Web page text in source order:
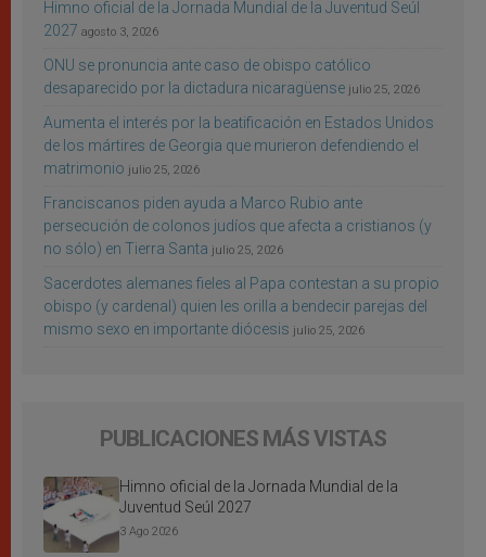
Himno oficial de la Jornada Mundial de la Juventud Seúl
2027 agosto 3, 2026
ONU se pronuncia ante caso de obispo católico
desaparecido por la dictadura nicaragüense julio 25, 2026
Aumenta el interés por la beatificación en Estados Unidos
de los mártires de Georgia que murieron defendiendo el
matrimonio julio 25, 2026
Franciscanos piden ayuda a Marco Rubio ante
persecución de colonos judíos que afecta a cristianos (y
no sólo) en Tierra Santa julio 25, 2026
Sacerdotes alemanes fieles al Papa contestan a su propio
obispo (y cardenal) quien les orilla a bendecir parejas del
mismo sexo en importante diócesis julio 25, 2026
PUBLICACIONES MÁS VISTAS
Himno oficial de la Jornada Mundial de la
Juventud Seúl 2027
3 Ago 2026